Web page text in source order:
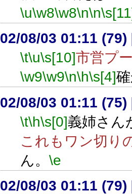
\u\w8\w8\n\n
02/08/03 01:11 (79)
\t\u\s[10]市営プ
\w9\w9\n\h\s[4]
02/08/03 01:11 (75)
\t\h\s[0]義姉さん
これもワン切り
ん。 \e
02/08/03 01:11 (79)